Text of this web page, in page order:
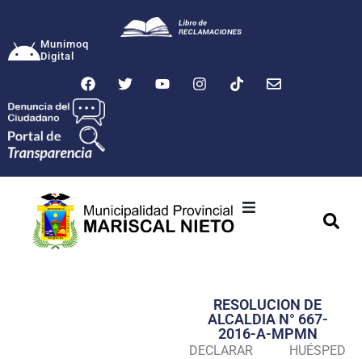
Munimoq
Digital
Transparencia
Seguridad
RESOLUCION DE
ALCALDIA N° 667-
2016-A-MPMN
DECLARAR HUÉSPED